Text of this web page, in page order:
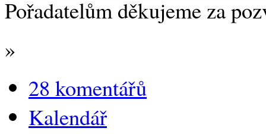
Pořadatelům děkujeme za
»
28 komentářů
Kalendář